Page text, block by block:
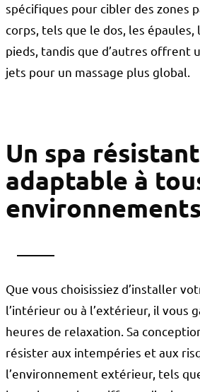
spécifiques pour cibler des zones
corps, tels que le dos, les épaules,
pieds, tandis que d’autres offrent
jets pour un massage plus global.
Un spa
adaptable à
environnements
Que vous choisissiez d’installer
l’intérieur ou à l’extérieur, il vous
heures de relaxation. Sa
résister aux intempéries et aux
l’environnement extérieur, tels